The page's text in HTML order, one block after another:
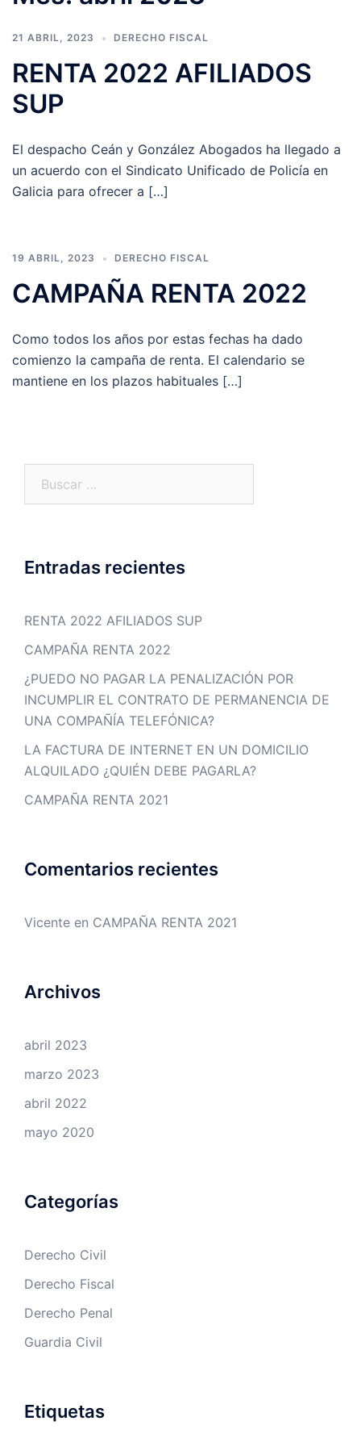
21 ABRIL, 2023 DERECHO FISCAL
RENTA 2022 AFILIADOS
SUP
El despacho Ceán y González Abogados ha llegado a
un acuerdo con el Sindicato Unificado de Policía en
Galicia para ofrecer a […]
19 ABRIL, 2023 DERECHO FISCAL
CAMPAÑA RENTA 2022
Como todos los años por estas fechas ha dado
comienzo la campaña de renta. El calendario se
mantiene en los plazos habituales […]
Entradas recientes
RENTA 2022 AFILIADOS SUP
CAMPAÑA RENTA 2022
¿PUEDO NO PAGAR LA PENALIZACIÓN POR
INCUMPLIR EL CONTRATO DE PERMANENCIA DE
UNA COMPAÑÍA TELEFÓNICA?
LA FACTURA DE INTERNET EN UN DOMICILIO
ALQUILADO ¿QUIÉN DEBE PAGARLA?
CAMPAÑA RENTA 2021
Comentarios recientes
Vicente en CAMPAÑA RENTA 2021
Archivos
abril 2023
marzo 2023
abril 2022
mayo 2020
Categorías
Derecho Civil
Derecho Fiscal
Derecho Penal
Guardia Civil
Etiquetas